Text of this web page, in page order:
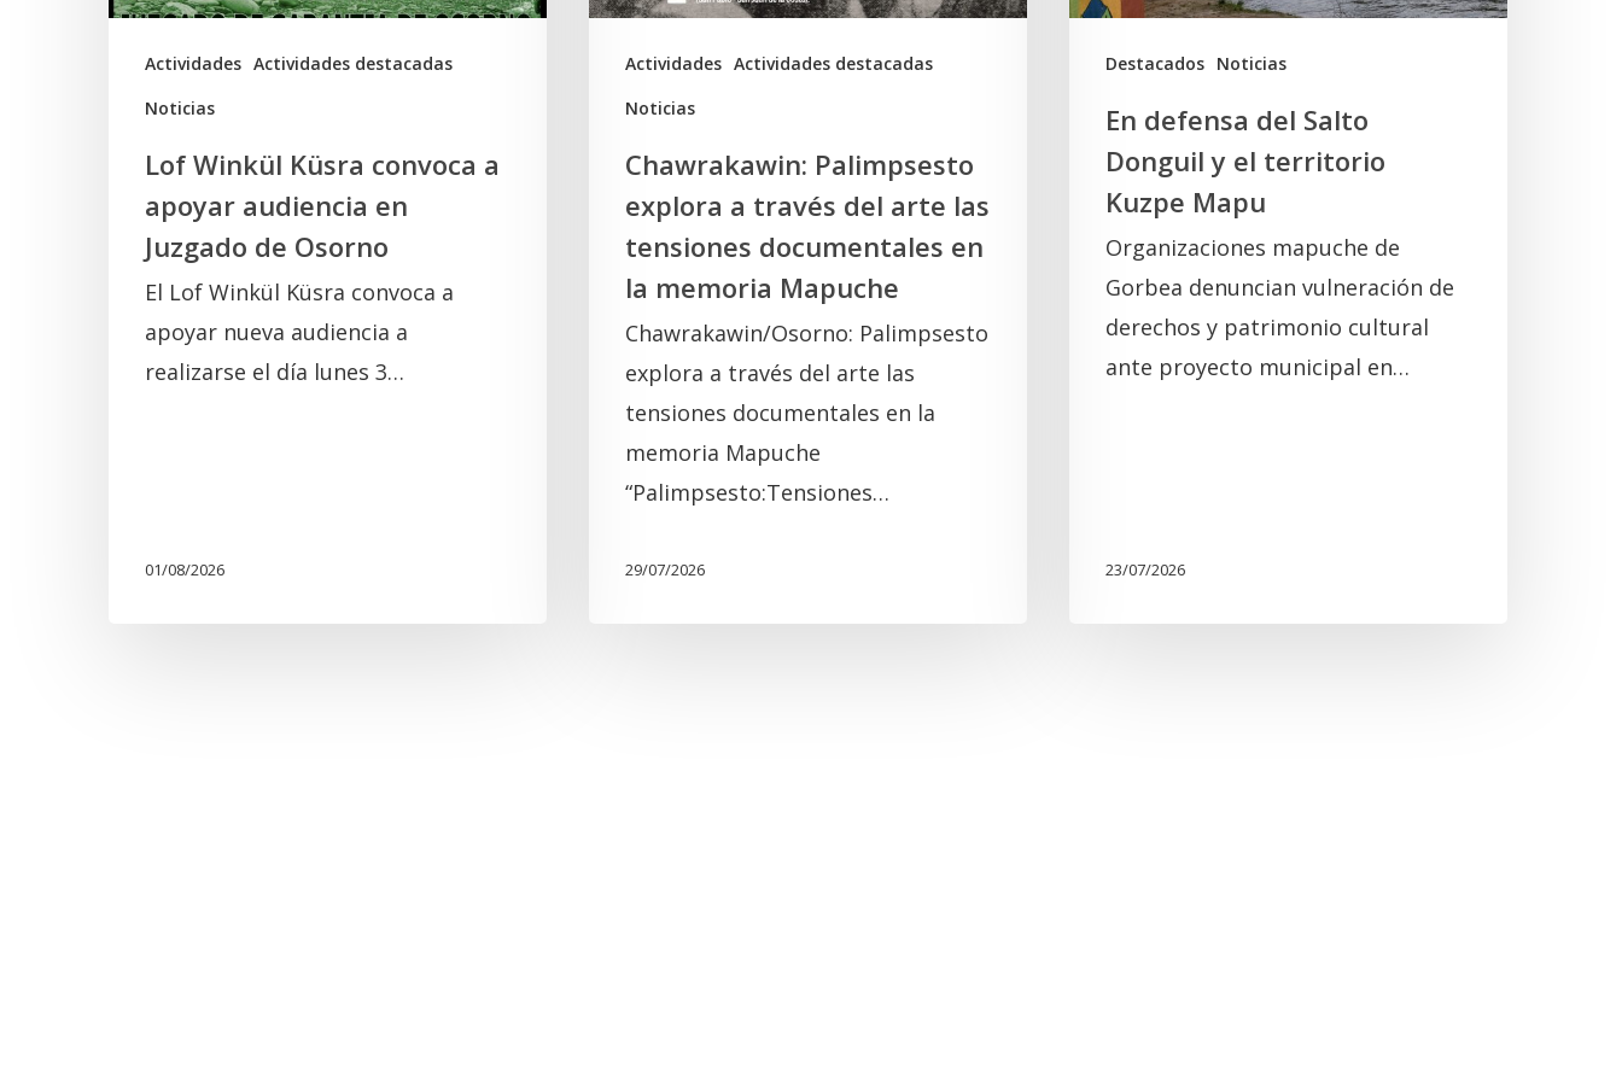
Actividades Actividades destacadas
Noticias
en
Juzgado
Lof Winkül Küsra convoca a
apoyar audiencia en
Juzgado de Osorno
El Lof Winkül Küsra convoca a
apoyar nueva audiencia a
realizarse el día lunes 3…
01/08/2026
Actividades Actividades destacadas
Noticias
las
tensiones
documentales
memoria
Mapuche
Chawrakawin: Palimpsesto
explora a través del arte las
tensiones documentales en
la memoria Mapuche
Chawrakawin/Osorno: Palimpsesto
explora a través del arte las
tensiones documentales en la
memoria Mapuche
“Palimpsesto:Tensiones…
29/07/2026
Destacados Noticias
territorio
Kuzpe
En defensa del Salto
Donguil y el territorio
Kuzpe Mapu
Organizaciones mapuche de
Gorbea denuncian vulneración de
derechos y patrimonio cultural
ante proyecto municipal en…
23/07/2026